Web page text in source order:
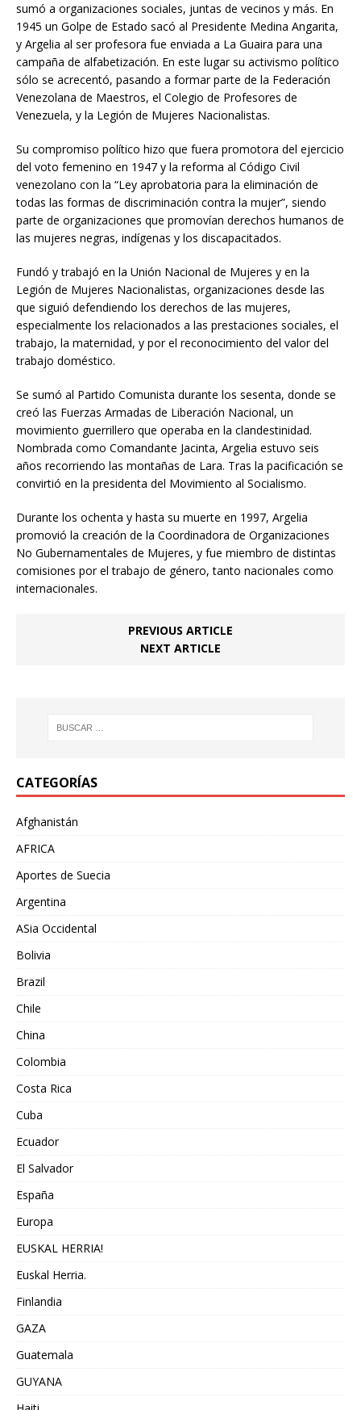
sumó a organizaciones sociales, juntas de vecinos y más. En
1945 un Golpe de Estado sacó al Presidente Medina Angarita,
y Argelia al ser profesora fue enviada a La Guaira para una
campaña de alfabetización. En este lugar su activismo político
sólo se acrecentó, pasando a formar parte de la Federación
Venezolana de Maestros, el Colegio de Profesores de
Venezuela, y la Legión de Mujeres Nacionalistas.
Su compromiso político hizo que fuera promotora del ejercicio
del voto femenino en 1947 y la reforma al Código Civil
venezolano con la “Ley aprobatoria para la eliminación de
todas las formas de discriminación contra la mujer”, siendo
parte de organizaciones que promovían derechos humanos de
las mujeres negras, indígenas y los discapacitados.
Fundó y trabajó en la Unión Nacional de Mujeres y en la
Legión de Mujeres Nacionalistas, organizaciones desde las
que siguió defendiendo los derechos de las mujeres,
especialmente los relacionados a las prestaciones sociales, el
trabajo, la maternidad, y por el reconocimiento del valor del
trabajo doméstico.
Se sumó al Partido Comunista durante los sesenta, donde se
creó las Fuerzas Armadas de Liberación Nacional, un
movimiento guerrillero que operaba en la clandestinidad.
Nombrada como Comandante Jacinta, Argelia estuvo seis
años recorriendo las montañas de Lara. Tras la pacificación se
convirtió en la presidenta del Movimiento al Socialismo.
Durante los ochenta y hasta su muerte en 1997, Argelia
promovió la creación de la Coordinadora de Organizaciones
No Gubernamentales de Mujeres, y fue miembro de distintas
comisiones por el trabajo de género, tanto nacionales como
internacionales.
PREVIOUS ARTICLE
NEXT ARTICLE
CATEGORÍAS
Afghanistán
AFRICA
Aportes de Suecia
Argentina
ASia Occidental
Bolivia
Brazil
Chile
China
Colombia
Costa Rica
Cuba
Ecuador
El Salvador
España
Europa
EUSKAL HERRIA!
Euskal Herria.
Finlandia
GAZA
Guatemala
GUYANA